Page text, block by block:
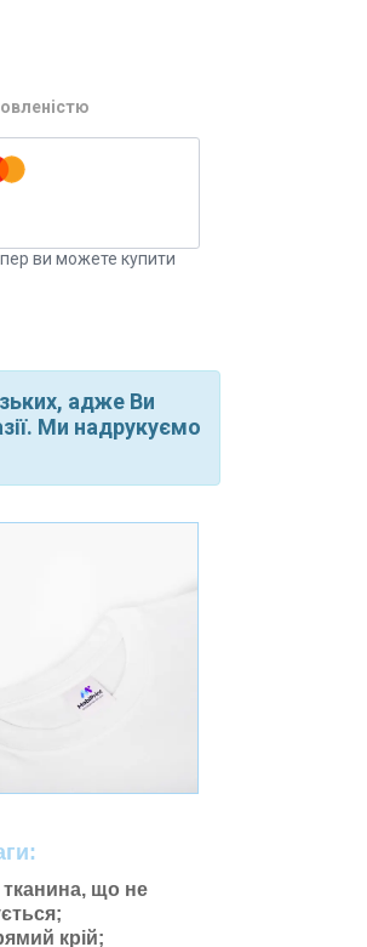
ви можете купити
адже Ви
Ми надрукуємо
тканина, що не
крій;